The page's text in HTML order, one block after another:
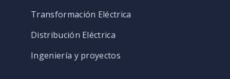
Transformación Eléctrica
Distribución Eléctrica
Ingeniería y proyectos